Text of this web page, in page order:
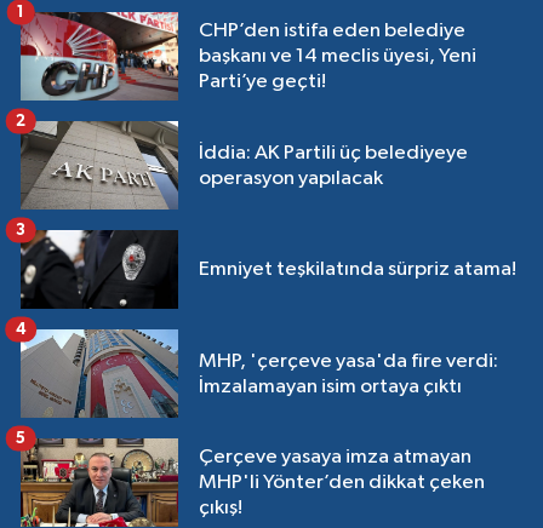
CHP’den istifa eden belediye
başkanı ve 14 meclis üyesi, Yeni
Parti’ye geçti!
1
İddia: AK Partili üç belediyeye
operasyon yapılacak
2
Emniyet teşkilatında sürpriz atama!
3
MHP, 'çerçeve yasa'da fire verdi:
İmzalamayan isim ortaya çıktı
4
Çerçeve yasaya imza atmayan
MHP'li Yönter’den dikkat çeken
çıkış!
5